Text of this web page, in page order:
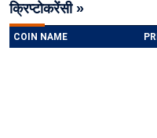
क्रिप्टोकरेंसी »